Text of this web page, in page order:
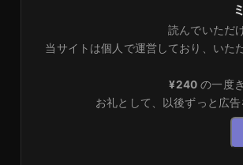
読んでいただ
当サイトは個人で運営しており、いた
¥240 の一度
お礼として、以後ずっと広